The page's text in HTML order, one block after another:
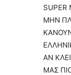
SUPER
MHN
ΑΝ
ΜΑΣ